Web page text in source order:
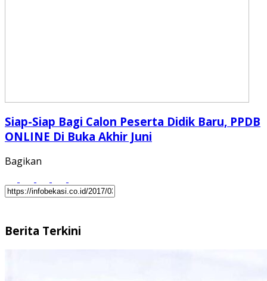
Siap-Siap Bagi Calon Peserta Didik Baru, PPDB
ONLINE Di Buka Akhir Juni
Bagikan
Berita Terkini